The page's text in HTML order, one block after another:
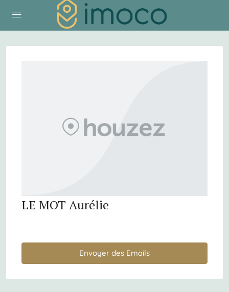
LE MOT Aurélie
Envoyer des Emails